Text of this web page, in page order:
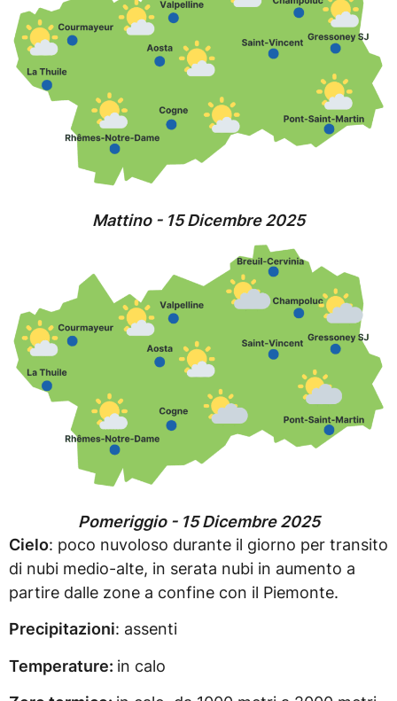
Mattino - 15 Dicembre 2025
Pomeriggio - 15 Dicembre 2025
Cielo: poco nuvoloso durante il giorno per transito
di nubi medio-alte, in serata nubi in aumento a
partire dalle zone a confine con il Piemonte.
Precipitazioni: assenti
Temperature: in calo